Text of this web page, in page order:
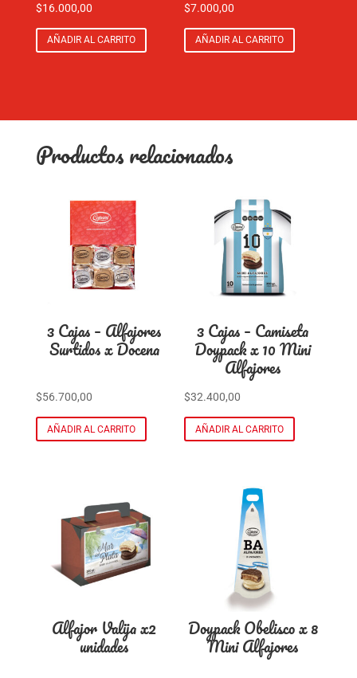
$16.000,00
AÑADIR AL CARRITO
$7.000,00
AÑADIR AL CARRITO
Productos relacionados
3 Cajas – Alfajores
Surtidos x Docena
$56.700,00
AÑADIR AL CARRITO
3 Cajas – Camiseta
Doypack x 10 Mini
Alfajores
$32.400,00
AÑADIR AL CARRITO
Alfajor Valija x2
unidades
Doypack Obelisco x 8
Mini Alfajores